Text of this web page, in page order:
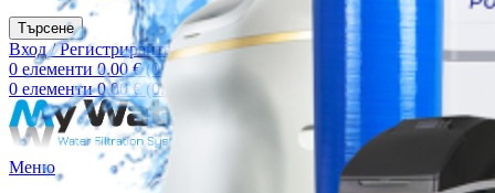
Търсене
Вход / Регистрирайте се
0 елементи 0.00€ (0.00 лв.)
0 елементи 0.00€ (0.00 лв.)
Меню